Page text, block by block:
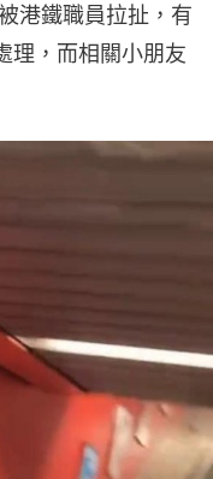
港鐵職員拉扯，有
理，而相關小朋友